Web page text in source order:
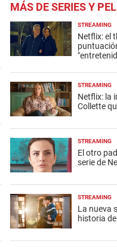
MÁS DE SERIES Y
STREAMING
Netflix: el
STREAMING
Netflix: la
Collette
STREAMING
El otro
serie de
STREAMING
La nueva
historia